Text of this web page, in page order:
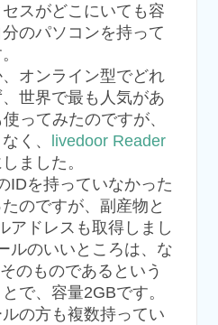
スがどこにいても容
のパソコンを持って
オンライン型でどれ
世界で最も人気があ
ってみたのですが、
く、
livedoor Reader
ました。
IDを持っていなかった
のですが、副産物と
アドレスも取得しまし
ルのいいところは、な
のものであるという
で、容量2GBです。
の方も複数持ってい